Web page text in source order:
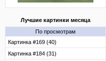
Лучшие картинки месяца
По просмотрам
Картинка #169 (40)
Картинка #184 (31)